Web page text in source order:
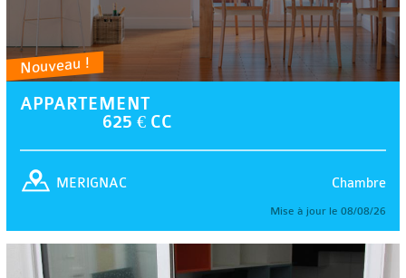
Nouveau !
APPARTEMENT
625 € CC
Chambre
MERIGNAC
Mise à jour le 08/08/26